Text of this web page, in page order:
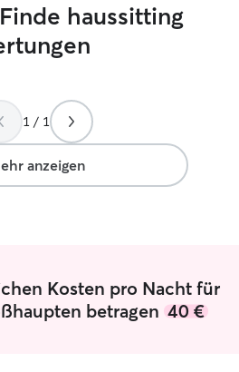
haussitting
1 / 1
anzeigen
Kosten pro Nacht für
betragen 40 €